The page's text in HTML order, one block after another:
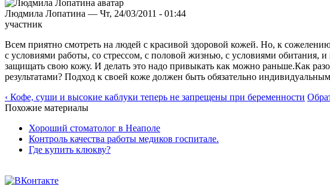
Людмила Лопатина — Чт, 24/03/2011 - 01:44
участник
Всем приятно смотреть на людей с красивой здоровой кожей. Но, к
с условиями работы, со стрессом, с половой жизнью, с условиями обитания,
защищать свою кожу. И делать это надо привыкать как можно раньше.Как
результатами? Подход к своей коже должен быть обязательно
‹ Кофе, суши и высокие каблуки теперь не запрещены при беременности
Похожие материалы
Хороший стоматолог в Неаполе
Контроль качества работы медиков госпитале.
Где купить клюкву?